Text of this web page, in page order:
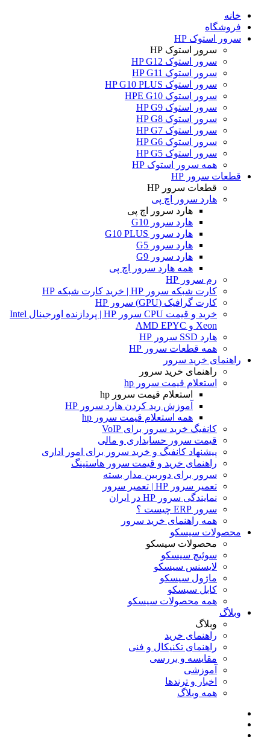
خانه
فروشگاه
سرور استوک HP
سرور استوک HP
سرور استوک HP G12
سرور استوک HP G11
سرور استوک HP G10 PLUS
سرور استوک HPE G10
سرور استوک HP G9
سرور استوک HP G8
سرور استوک HP G7
سرور استوک HP G6
سرور استوک HP G5
همه سرور استوک HP
قطعات سرور HP
قطعات سرور HP
هارد سرور اچ پی
هارد سرور اچ پی
هارد سرور G10
هارد سرور G10 PLUS
هارد سرور G5
هارد سرور G9
همه هارد سرور اچ پی
رم سرور HP
کارت شبکه سرور HP | خرید کارت شبکه HP
کارت گرافیک (GPU) سرور HP
خرید و قیمت CPU سرور HP | پردازنده اورجینال Intel
Xeon و AMD EPYC
هارد SSD سرور HP
همه قطعات سرور HP
راهنمای خرید سرور
راهنمای خرید سرور
استعلام قیمت سرور hp
استعلام قیمت سرور hp
آموزش ريد كردن هارد سرور HP
همه استعلام قیمت سرور hp
کانفیگ خرید سرور برای VoIP
قیمت سرور حسابداری و مالی
پیشنهاد کانفیگ و خرید سرور برای امور اداری
راهنمای خرید و قیمت سرور هاستینگ
سرور برای دوربین مدار بسته
تعمیر سرور HP | تعمیر سرور
نمایندگی سرور HP در ایران
سرور ERP چیست ؟
همه راهنمای خرید سرور
محصولات سیسکو
محصولات سیسکو
سوئیچ سیسکو
لایسنس سیسکو
ماژول سیسکو
کابل سیسکو
همه محصولات سیسکو
وبلاگ
وبلاگ
راهنمای خرید
راهنمای تکنیکال و فنی
مقایسه و بررسی
آموزشی
اخبار و ترندها
همه وبلاگ